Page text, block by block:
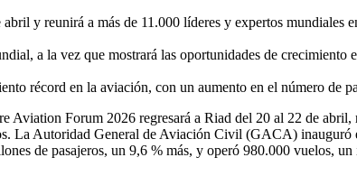
y reunirá a más de 11.000 líderes y expertos mundiales
a la vez que mostrará las oportunidades de
récord en la aviación, con un aumento en el número de
Forum 2026 regresará a Riad del 20 al 22 de abril,
La Autoridad General de Aviación Civil (GACA)
de pasajeros, un 9,6 % más, y operó 980.000 vuelos,